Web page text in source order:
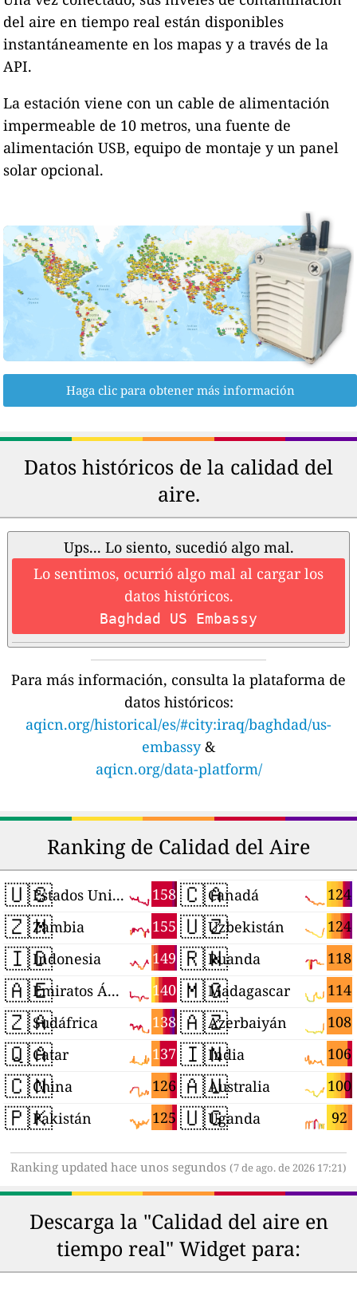
del aire en tiempo real están disponibles
instantáneamente en los mapas y a través de la
API.
La estación viene con un cable de alimentación
impermeable de 10 metros, una fuente de
alimentación USB, equipo de montaje y un panel
solar opcional.
Haga clic para obtener más información
Datos históricos de la calidad del
aire.
Ups... Lo siento, sucedió algo mal.
Lo sentimos, ocurrió algo mal al cargar los
datos históricos.
Baghdad US Embassy
Para más información, consulta la plataforma de
datos históricos:
aqicn.org/historical/es/#city:iraq/baghdad/us-
embassy&
aqicn.org/data-platform/
Ranking de Calidad del Aire
🇺🇸 158
Estados Unidos
🇿🇲 155
Zambia
🇮🇩 149
Indonesia
🇦🇪 140
Emiratos Árabes Unidos
🇿🇦 138
Sudáfrica
🇶🇦 137
Catar
🇨🇳 126
China
🇵🇰 125
Pakistán
🇨🇦 124
Canadá
🇺🇿 124
Uzbekistán
🇷🇼 118
Ruanda
🇲🇬 114
Madagascar
🇦🇿 108
Azerbaiyán
🇮🇳 106
India
🇦🇺 100
Australia
🇺🇬 92
Uganda
Ranking updated hace unos segundos (7 de ago. de 2026 17:21)
Descarga la "Calidad del aire en
tiempo real" Widget para: